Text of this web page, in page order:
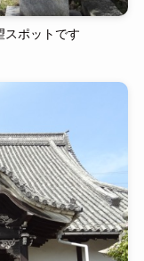
スポットです